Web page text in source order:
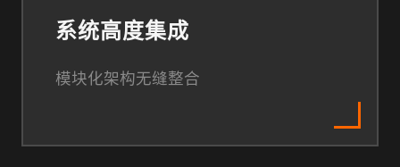
系统高度集成
模块化架构无缝整合